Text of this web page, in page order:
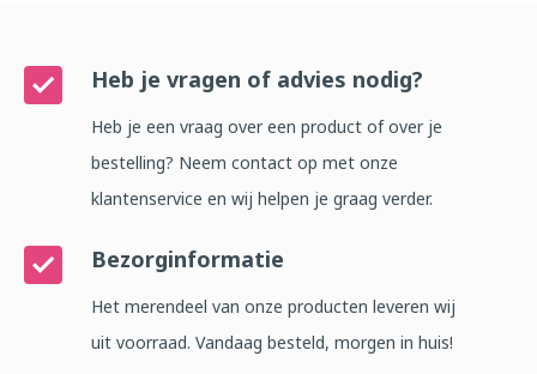
Heb je vragen of advies nodig?
Heb je een vraag over een product of over je
bestelling? Neem contact op met onze
klantenservice en wij helpen je graag verder.
Bezorginformatie
Het merendeel van onze producten leveren wij
uit voorraad. Vandaag besteld, morgen in huis!